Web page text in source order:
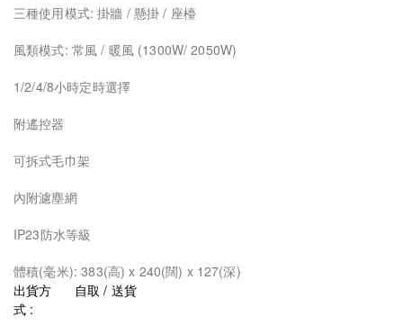
三種使用模式: 掛牆 / 懸掛 / 座檯
風類模式: 常風 / 暖風 (1300W/ 2050W)
1/2/4/8小時定時選擇
附遙控器
可拆式毛巾架
內附濾塵網
IP23防水等級
體積(毫米): 383(高) x 240(闊) x 127(深)
出貨方
式 :
自取 / 送貨